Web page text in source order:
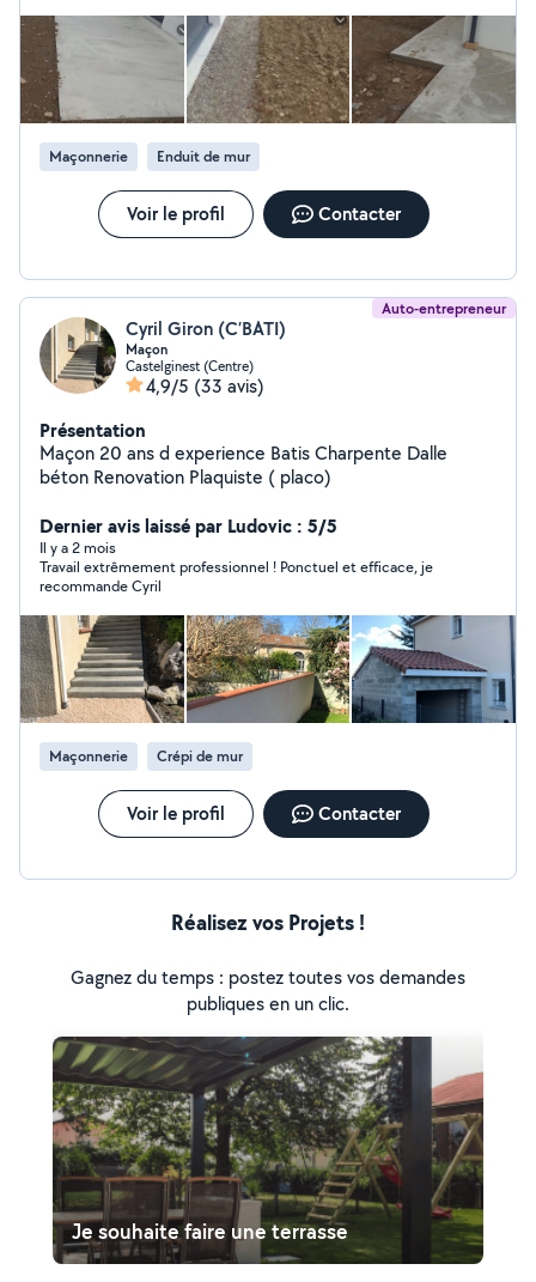
cherchez quelqu'un de sérieux vous êtes sur le bon profil
travaux réalisés avec garantie décennale déplacement
et devis gratuit
Maçonnerie Enduit de mur
Voir le profil Contacter
Auto-entrepreneur
Cyril Giron (C’BATI)
Maçon
Castelginest (Centre)
4,9/5 (33 avis)
Présentation
Maçon 20 ans d experience Batis Charpente Dalle
béton Renovation Plaquiste ( placo)
Dernier avis laissé par Ludovic : 5/5
Il y a 2 mois
Travail extrêmement professionnel ! Ponctuel et efficace, je
recommande Cyril
Maçonnerie Crépi de mur
Voir le profil Contacter
Réalisez vos Projets !
Gagnez du temps : postez toutes vos demandes
publiques en un clic.
Je souhaite faire une terrasse